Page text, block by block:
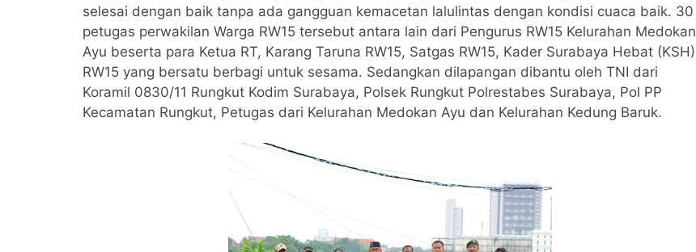
selesai dengan baik tanpa ada gangguan kemacetan lalulintas dengan kondisi cuaca baik. 30
petugas perwakilan Warga RW15 tersebut antara lain dari Pengurus RW15 Kelurahan Medokan
Ayu beserta para Ketua RT, Karang Taruna RW15, Satgas RW15, Kader Surabaya Hebat (KSH)
RW15 yang bersatu berbagi untuk sesama. Sedangkan dilapangan dibantu oleh TNI dari
Koramil 0830/11 Rungkut Kodim Surabaya, Polsek Rungkut Polrestabes Surabaya, Pol PP
Kecamatan Rungkut, Petugas dari Kelurahan Medokan Ayu dan Kelurahan Kedung Baruk.